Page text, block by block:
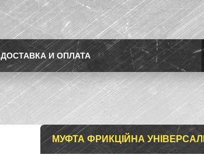
ДОСТАВКА И ОПЛАТА
МУФТА ФРИКЦІЙНА